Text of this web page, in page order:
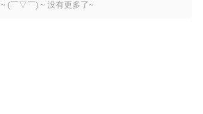
~ (￣▽￣) ~ 没有更多了~